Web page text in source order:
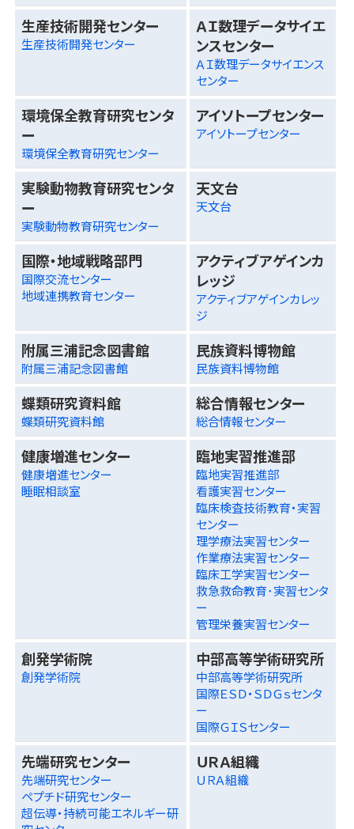
生産技術開発センター
生産技術開発センター
ＡＩ数理データサイエ
ンスセンター
ＡＩ数理データサイエンス
センター
環境保全教育研究センタ
ー
環境保全教育研究センター
アイソトープセンター
アイソトープセンター
実験動物教育研究センタ
ー
実験動物教育研究センター
天文台
天文台
国際・地域戦略部門
国際交流センター
地域連携教育センター
アクティブアゲインカ
レッジ
アクティブアゲインカレッ
ジ
附属三浦記念図書館
附属三浦記念図書館
民族資料博物館
民族資料博物館
蝶類研究資料館
蝶類研究資料館
総合情報センター
総合情報センター
健康増進センター
健康増進センター
睡眠相談室
臨地実習推進部
臨地実習推進部
看護実習センター
臨床検査技術教育・実習
センター
理学療法実習センター
作業療法実習センター
臨床工学実習センター
救急救命教育･実習センタ
ー
管理栄養実習センター
創発学術院
創発学術院
中部高等学術研究所
中部高等学術研究所
国際ＥＳＤ・ＳＤＧｓセンタ
ー
国際ＧＩＳセンター
先端研究センター
先端研究センター
ペプチド研究センター
超伝導・持続可能エネルギー研
ＵＲＡ組織
ＵＲＡ組織